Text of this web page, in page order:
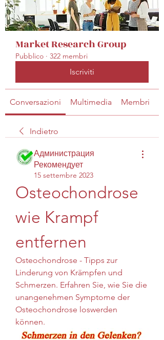
Market Research Group
Pubblico · 322 membri
Iscriviti
Conversazioni Multimedia Membri
Indietro
Администрация
Рекомендует
15 settembre 2023
Osteochondrose
wie Krampf
entfernen
Osteochondrose - Tipps zur
Linderung von Krämpfen und
Schmerzen. Erfahren Sie, wie Sie die
unangenehmen Symptome der
Osteochondrose loswerden
können.